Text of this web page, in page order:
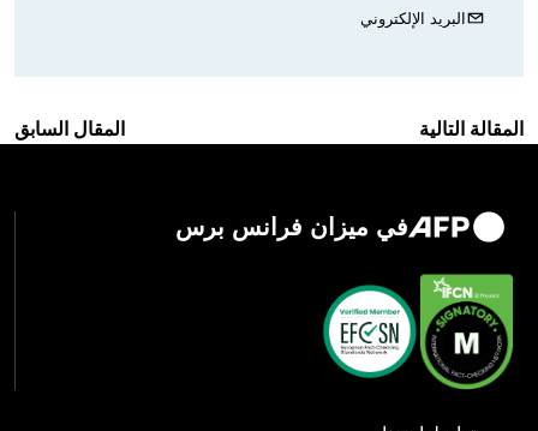
البريد الإلكتروني
المقالة التالية المقال السابق
في ميزان فرانس برس